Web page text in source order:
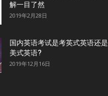
解一目了然
2019年2月28日
国内英语考试是考英式英语还是
美式英语?
2019年12月16日